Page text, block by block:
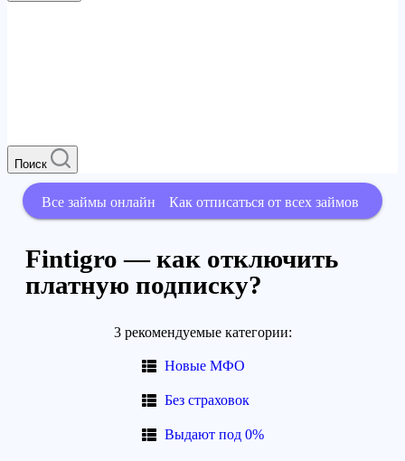
Поиск
Все займы онлайн Как отписаться от всех займов
Fintigro — как отключить
платную подписку?
3 рекомендуемые категории:
Новые МФО
Без страховок
Выдают под 0%